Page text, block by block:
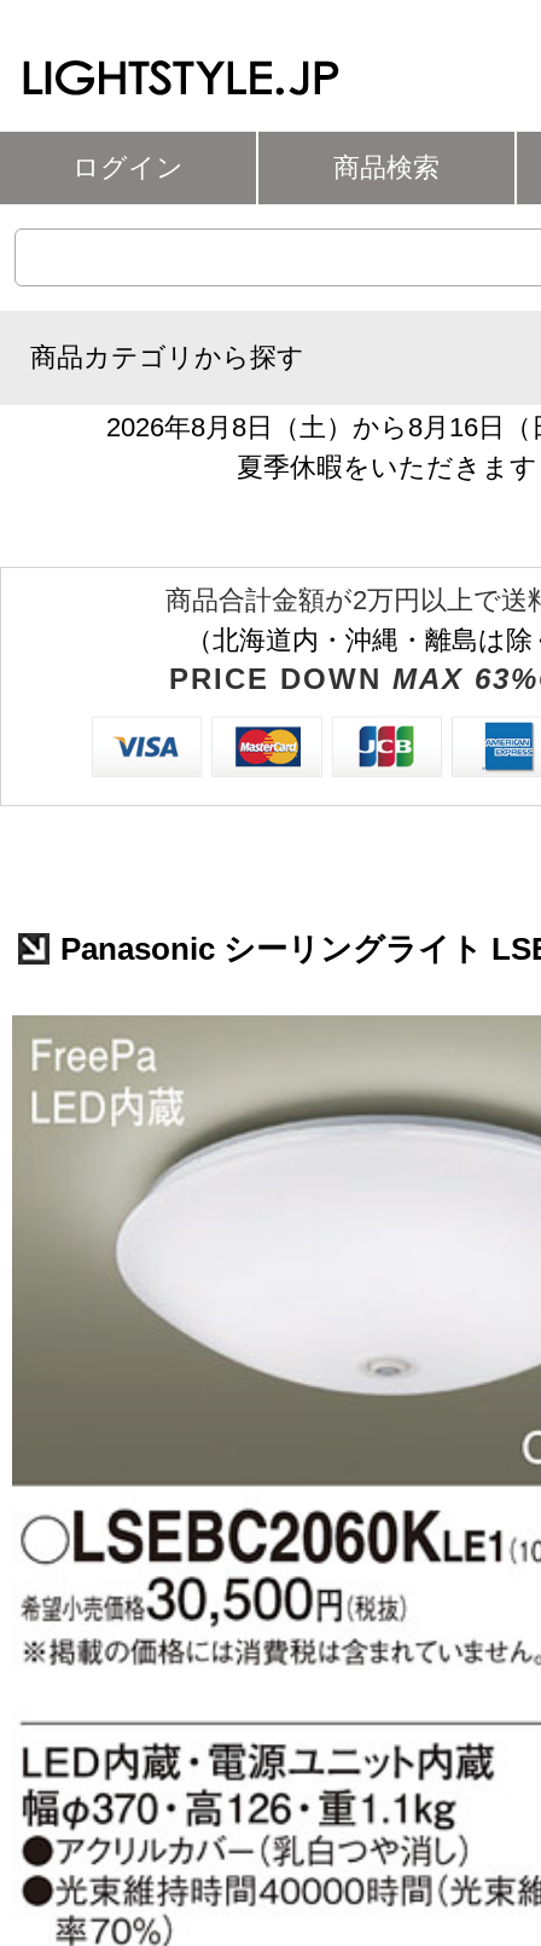
ログイン 商品検索
商品カテゴリから探す
2026年8月8日（土）から8月16日
夏季休暇をいただきます
商品合計金額が2万円以上で送
（北海道内・沖縄・離島は
PRICE DOWN MAX
Panasonic シーリングライト